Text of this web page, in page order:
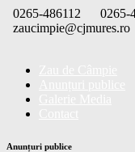
Skip
to
0265-486112
0265-
zaucimpie@cjmures.ro
Anunțuri publice